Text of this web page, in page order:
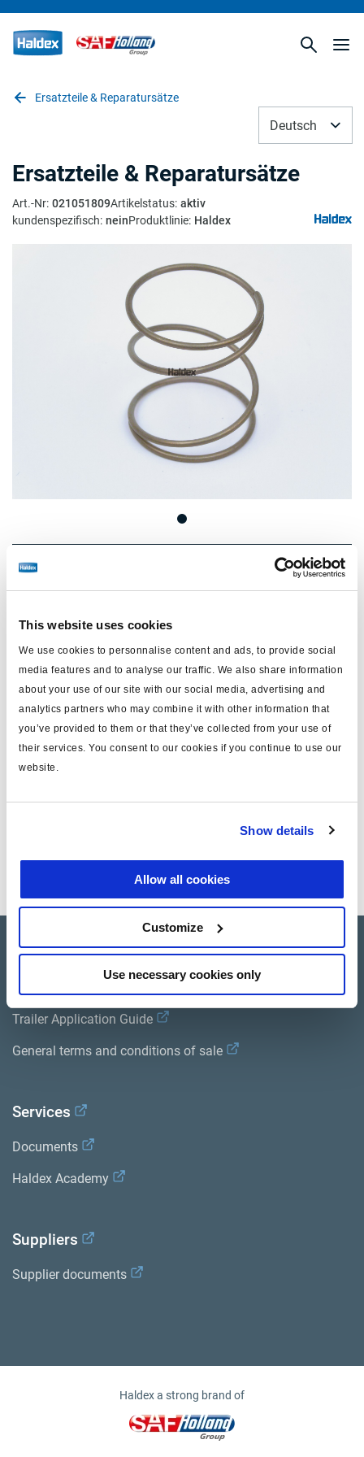
This website uses cookies
We use cookies to personnalise content and ads, to provide social
media features and to analyse our traffic. We also share information
about your use of our site with our social media, advertising and
analytics partners who may combine it with other information that
you’ve provided to them or that they’ve collected from your use of
their services. You consent to our cookies if you continue to use our
website.
Show details
Allow all cookies
Customize
Use necessary cookies only
Ersatzteile & Reparatursätze
Deutsch
Ersatzteile & Reparatursätze
Art.-Nr: 021051809Artikelstatus: aktiv
kundenspezifisch: neinProduktlinie: Haldex
Preis: €11,60 / Einheit
bestellen.
Technische Daten
Typ Druckfeder
Gewicht (kg) 0.004
Bibliothek der Produktliteratur.
Product catalogue
Trailer Application Guide
General terms and conditions of sale
Services
Documents
Haldex Academy
Suppliers
Supplier documents
Haldex a strong brand of